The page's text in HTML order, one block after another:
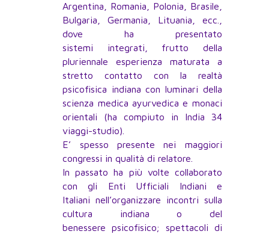
Argentina, Romania, Polonia, Brasile,
Bulgaria, Germania, Lituania, ecc.,
dove ha presentato
sistemi integrati, frutto della
pluriennale esperienza maturata a
stretto contatto con la realtà
psicofisica indiana con luminari della
scienza medica ayurvedica e monaci
orientali (ha compiuto in India 34
viaggi-studio).
E’ spesso presente nei maggiori
congressi in qualità di relatore.
In passato ha più volte collaborato
con gli Enti Ufficiali Indiani e
Italiani nell’organizzare incontri sulla
cultura indiana o del
benessere psicofisico; spettacoli di